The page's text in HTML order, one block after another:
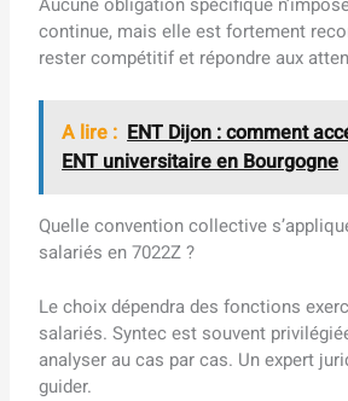
continue, mais elle est fortement
rester compétitif et répondre aux
A lire : ENT Dijon : comment
ENT universitaire en Bourgogne
Quelle convention collective
salariés en 7022Z ?
Le choix dépendra des fonctions
salariés. Syntec est souvent
analyser au cas par cas. Un expert
guider.